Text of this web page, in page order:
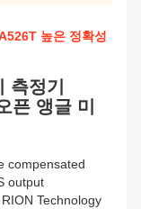
높은 정확성
측정기
픈 앵글 미
compensated
output
Technology